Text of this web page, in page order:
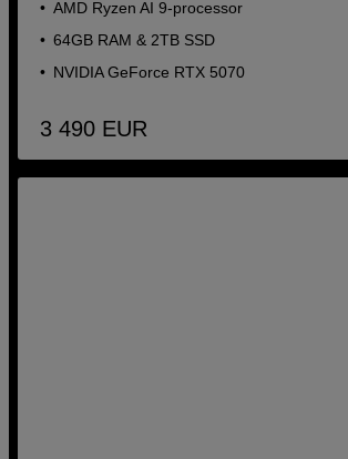
AMD Ryzen AI 9-processor
64GB RAM & 2TB SSD
NVIDIA GeForce RTX 5070
3 490 EUR